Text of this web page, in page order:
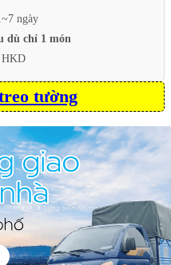
ngày
dù chỉ 1 món
HKD
tường